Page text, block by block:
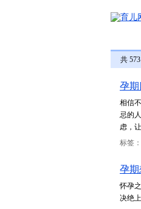
共
孕期
相信
忌的
虑，
标签：
孕
怀孕
决绝